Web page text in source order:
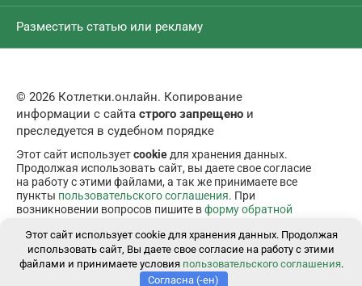
Разместить статью или рекламу
© 2026 Котлетки.онлайн. Копирование
информации с сайта строго запрещено и
преследуется в судебном порядке
Этот сайт используетcookie для хранения данных.
Продолжая использовать сайт, вы даете свое согласие
на работу с этими файлами, а так же принимаете все
пункты пользовательского соглашения. При
возникновении вопросов пишите вформу обратной
Этот сайт использует cookie для хранения данных. Продолжая
использовать сайт, Вы даете свое согласие на работу с этими
файлами и принимаете условия пользовательского соглашения.
Согласна (-ен)